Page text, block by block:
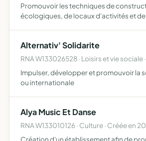
Promouvoir les techniques de
écologiques, de locaux d'activités et
Alternativ' Solidarite
RNA W133026528 · Loisirs et vie sociale
Impulser, développer et promouvoir la
ou internationale
Alya Music Et Danse
RNA W133010126 · Culture · Créée en
Création d'un établissement afin de